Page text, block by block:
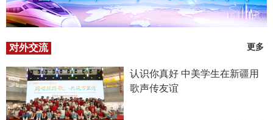
对外交流 更多
认识你真好 中美学生在新疆用
歌声传友谊